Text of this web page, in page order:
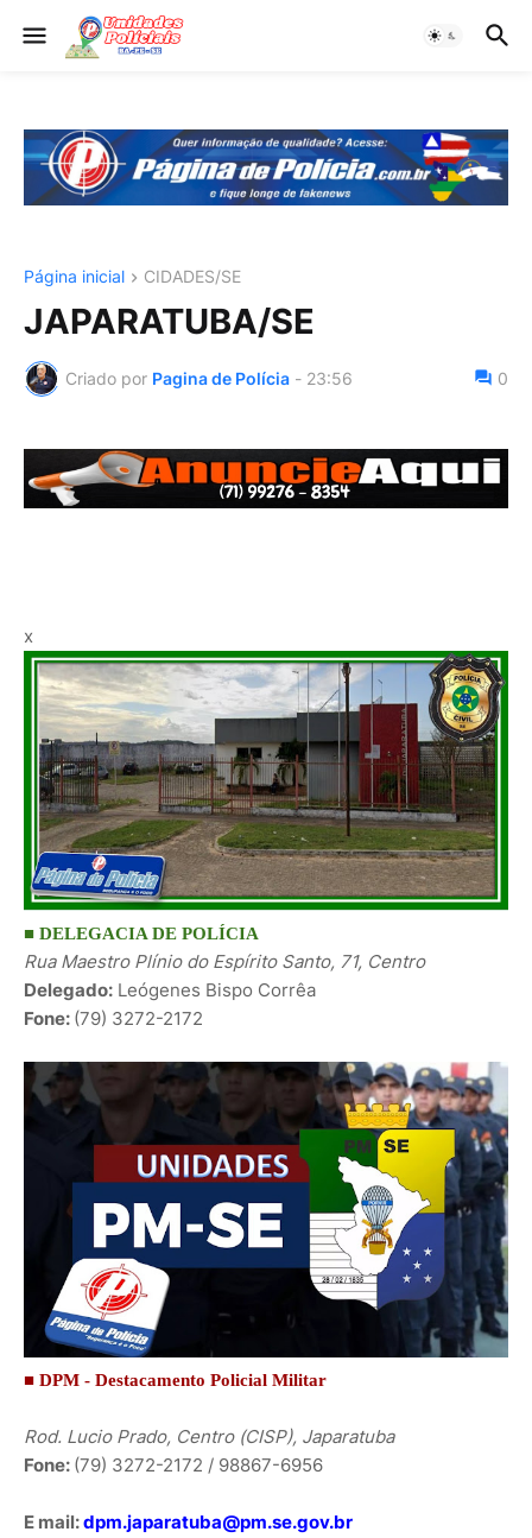
Página inicial CIDADES/SE
JAPARATUBA/SE
Criado por Pagina de Polícia - 23:56 0
x
■ DELEGACIA DE POLÍCIA
Rua Maestro Plínio do Espírito Santo, 71, Centro
Delegado: Leógenes Bispo Corrêa
Fone: (79) 3272-2172
■ DPM - Destacamento Policial Militar
Rod. Lucio Prado, Centro (CISP), Japaratuba
Fone: (79) 3272-2172 / 98867-6956
E mail:dpm.japaratuba@pm.se.gov.br